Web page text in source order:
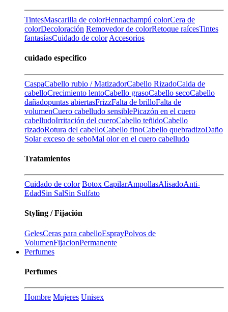
TintesMascarilla de colorHennachampú colorCera de
colorDecoloración Removedor de colorRetoque raícesTintes
fantasíasCuidado de color Accesorios
cuidado especifico
CaspaCabello rubio / MatizadorCabello RizadoCaida de
cabelloCrecimiento lentoCabello grasoCabello secoCabello
dañadopuntas abiertasFrizzFalta de brilloFalta de
volumenCuero cabelludo sensiblePicazón en el cuero
cabelludoIrritación del cueroCabello teñidoCabello
rizadoRotura del cabelloCabello finoCabello quebradizoDaño
Solarexceso de seboMal olor en el cuero cabelludo
Tratamientos
Cuidado de color Botox CapilarAmpollasAlisadoAnti-
EdadSin SalSin Sulfato
Styling / Fijación
GelesCeras para cabelloEsprayPolvos de
VolumenFijacionPermanente
Perfumes
Perfumes
Hombre Mujeres Unisex